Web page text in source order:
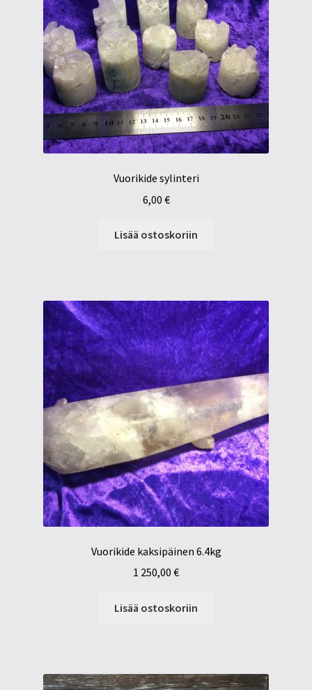
Vuorikide sylinteri
6,00 €
Lisää ostoskoriin
Vuorikide kaksipäinen 6.4kg
1 250,00 €
Lisää ostoskoriin